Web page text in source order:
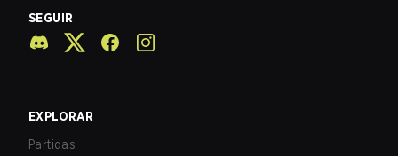
SEGUIR
EXPLORAR
Partidas